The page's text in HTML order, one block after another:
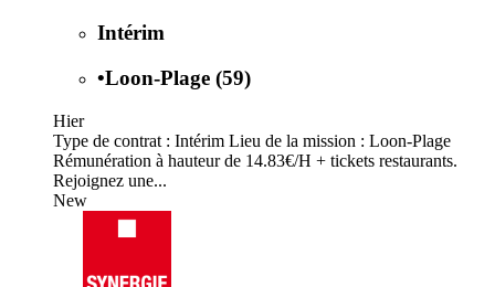
Intérim
•Loon-Plage (59)
Hier
Type de contrat : Intérim Lieu de la mission : Loon-Plage
Rémunération à hauteur de 14.83€/H + tickets restaurants.
Rejoignez une...
New